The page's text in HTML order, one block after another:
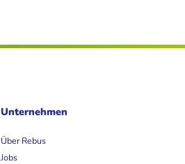
Unternehmen
Über Rebus
Jobs